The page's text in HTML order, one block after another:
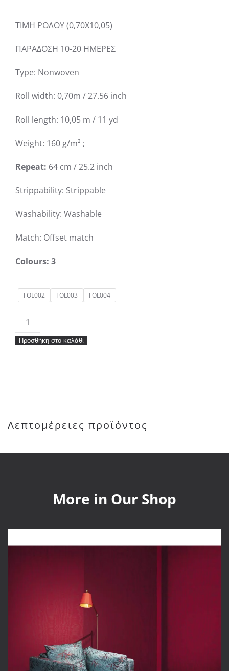
ΤΙΜΗ ΡΟΛΟΥ (0,70Χ10,05)
ΠΑΡΑΔΟΣΗ 10-20 ΗΜΕΡΕΣ
Type: Nonwoven
Roll width: 0,70m / 27.56 inch
Roll length: 10,05 m / 11 yd
Weight: 160 g/m² ;
Repeat: 64 cm / 25.2 inch
Strippability: Strippable
Washability: Washable
Match: Offset match
Colours: 3
FOL002 FOL003 FOL004
Ταπετσαρία
Khroma
Folies
Προσθήκη στο καλάθι
Λεπτομέρειες προϊόντος
More in Our Shop